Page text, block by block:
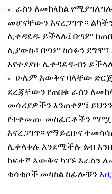
ራስን ለመከላክል
መሆናቸውን እናረጋግጥ።
ሊቀዳደዱ ይችላሉ፤ በጣም
ሊያውኩ፣ በጣም ከሰፉን ደግሞ፣
እየተያያዙ ሊቀዳደዱብን
ሁሌም እውቅና ባላቸው
ደረጃቸውን የጠበቁ ራሰን
መሳሪያዎችን እንጠቀም፤
የተቀመጡ መስፈርቶችን
እናረጋግጥ፡፡ የማይረቡና
ሊቀላቀሉ እንደሚችሉ ልብ
ከፍተኛ እውቅና ካገኙ እራስን
ቁሳቁሶች መካከል ከፊሎቹን